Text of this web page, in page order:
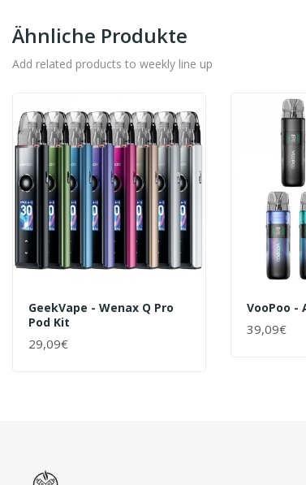
Ähnliche Produkte
Add related products to weekly line up
GeekVape - Wenax Q Pro
Pod Kit
29,09€
+ WARENKORB
VooPoo -
39,09€
+